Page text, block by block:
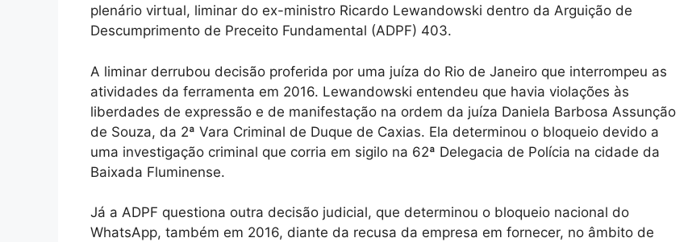
plenário virtual, liminar do ex-ministro Ricardo Lewandowski dentro da Arguição de
Descumprimento de Preceito Fundamental (ADPF) 403.
A liminar derrubou decisão proferida por uma juíza do Rio de Janeiro que interrompeu as
atividades da ferramenta em 2016. Lewandowski entendeu que havia violações às
liberdades de expressão e de manifestação na ordem da juíza Daniela Barbosa Assunção
de Souza, da 2ª Vara Criminal de Duque de Caxias. Ela determinou o bloqueio devido a
uma investigação criminal que corria em sigilo na 62ª Delegacia de Polícia na cidade da
Baixada Fluminense.
Já a ADPF questiona outra decisão judicial, que determinou o bloqueio nacional do
WhatsApp, também em 2016, diante da recusa da empresa em fornecer, no âmbito de